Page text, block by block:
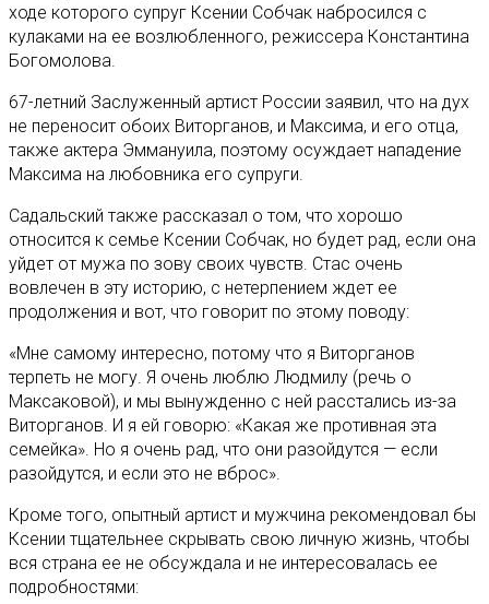
ходе которого супруг Ксении Собчак набросился с
кулаками на ее возлюбленного, режиссера Константина
Богомолова.
67-летний Заслуженный артист России заявил, что на дух
не переносит обоих Виторганов, и Максима, и его отца,
также актера Эммануила, поэтому осуждает нападение
Максима на любовника его супруги.
Садальский также рассказал о том, что хорошо
относится к семье Ксении Собчак, но будет рад, если она
уйдет от мужа по зову своих чувств. Стас очень
вовлечен в эту историю, с нетерпением ждет ее
продолжения и вот, что говорит по этому поводу:
«Мне самому интересно, потому что я Виторганов
терпеть не могу. Я очень люблю Людмилу (речь о
Максаковой), и мы вынужденно с ней расстались из-за
Виторганов. И я ей говорю: «Какая же противная эта
семейка». Но я очень рад, что они разойдутся — если
разойдутся, и если это не вброс».
Кроме того, опытный артист и мужчина рекомендовал бы
Ксении тщательнее скрывать свою личную жизнь, чтобы
вся страна ее не обсуждала и не интересовалась ее
подробностями: